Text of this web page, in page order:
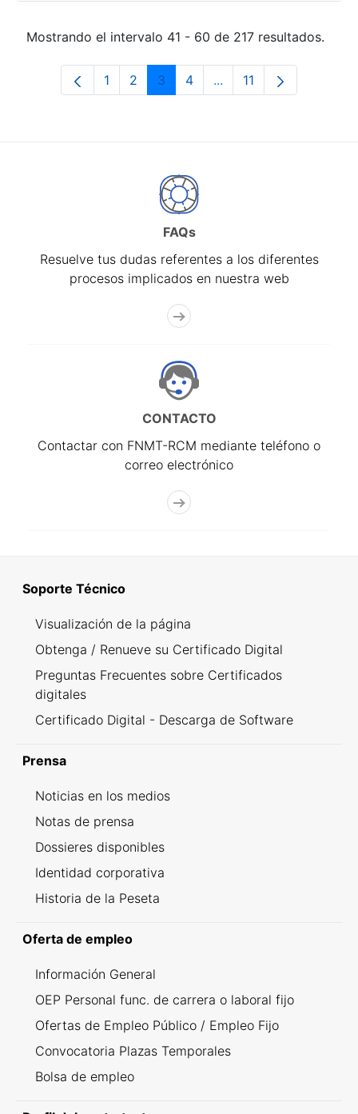
Mostrando el intervalo 41 - 60 de 217 resultados.
Página
1 Página
2 Página
3 Página
4 ...Páginas intermedias
Página
11
FAQs
Resuelve tus dudas referentes a los diferentes
procesos implicados en nuestra web
CONTACTO
Contactar con FNMT-RCM mediante teléfono o
correo electrónico
Soporte Técnico
Visualización de la página
Obtenga / Renueve su Certificado Digital
Preguntas Frecuentes sobre Certificados
digitales
Certificado Digital - Descarga de Software
Prensa
Noticias en los medios
Notas de prensa
Dossieres disponibles
Identidad corporativa
Historia de la Peseta
Oferta de empleo
Información General
OEP Personal func. de carrera o laboral fijo
Ofertas de Empleo Público / Empleo Fijo
Convocatoria Plazas Temporales
Bolsa de empleo